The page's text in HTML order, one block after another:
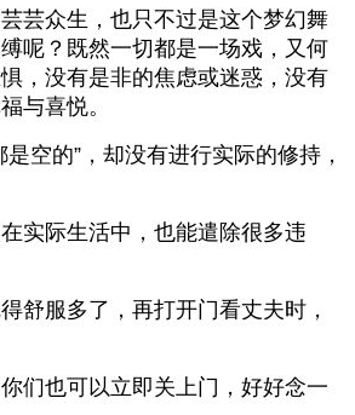
芸众生，也只不过是这个梦幻舞
呢？既然一切都是一场戏，又何
，没有是非的焦虑或迷惑，没有
与喜悦。
空的”，却没有进行实际的修持，
实际生活中，也能遣除很多违
服多了，再打开门看丈夫时，
们也可以立即关上门，好好念一